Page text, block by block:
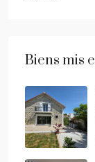
Biens mis